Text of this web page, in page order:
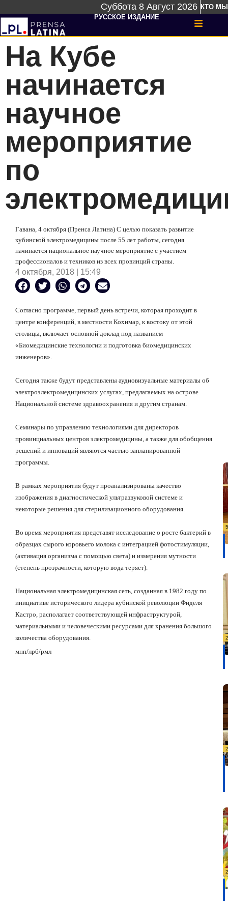
Суббота 8 Август 2026 КТО МЫ
РУССКОЕ ИЗДАНИЕ
На Кубе
начинается
научное
мероприятие
по
Гавана, 4 октября (Пренса Латина) С целью показать развитие
кубинской электромедицины после 55 лет работы, сегодня
начинается национальное научное мероприятие с участием
профессионалов и техников из всех провинций страны.
4 октября, 2018 | 15:49
Согласно программе, первый день встречи, которая проходит в
центре конференций, в местности Кохимар, к востоку от этой
столицы, включает основной доклад под названием
«Биомедицинские технологии и подготовка биомедицинских
инженеров».
Сегодня также будут представлены аудиовизуальные материалы об
электроэлектромедицинских услугах, предлагаемых на острове
Национальной системе здравоохранения и другим странам.
Семинары по управлению технологиями для директоров
провинциальных центров электромедицины, а также для обобщения
решений и инноваций являются частью запланированной
программы.
В рамках мероприятия будут проанализированы качество
изображения в диагностической ультразвуковой системе и
некоторые решения для стерилизационного оборудования.
Во время мероприятия представят исследование о росте бактерий в
образцах сырого коровьего молока с интеграцией фотостимуляции,
(активация организма с помощью света) и измерения мутности
(степень прозрачности, которую вода теряет).
Национальная электромедицинская сеть, созданная в 1982 году по
инициативе исторического лидера кубинской революции Фиделя
Кастро, располагает соответствующей инфраструктурой,
материальными и человеческими ресурсами для хранения большого
количества оборудования.
мнп/лрб/рмл